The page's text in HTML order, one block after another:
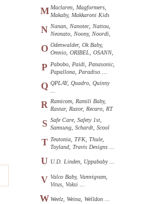
M Maclaren, Magformers,
Makaby, Makkaroni Kids
N Nanan, Nanotec, Nattou,
Neonato, Noony, Noordi,
O Odenwalder, Ok Baby,
Omnio, ORIBEL, OSANN,
P Pabobo, Paidi, Panasonic,
Papallona, Paradiso ...
Q QPLAY, Quadro, Quinny
R Ramicom, Ramili Baby,
Rastar, Razor, Recaro, RT
S Safe Care, Safety 1st,
Samsung, Schardt, Scool
T Teutonia, TFK, Thule,
Toyland, Travis Designs ...
U U.D. Linden, Uppababy ...
V Valco Baby, Vamvigvam,
Vitus, Voksi ...
WWeelz, Weina, Welldon ...